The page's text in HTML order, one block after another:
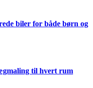
biler for både børn og
til hvert rum